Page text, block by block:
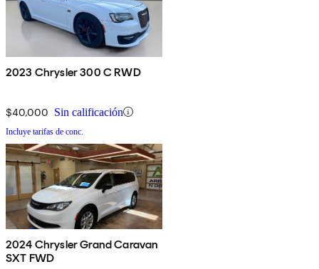
2023 Chrysler 300 C RWD
$40,000 Sin calificación
Incluye tarifas de conc.
2024 Chrysler Grand Caravan
SXT FWD